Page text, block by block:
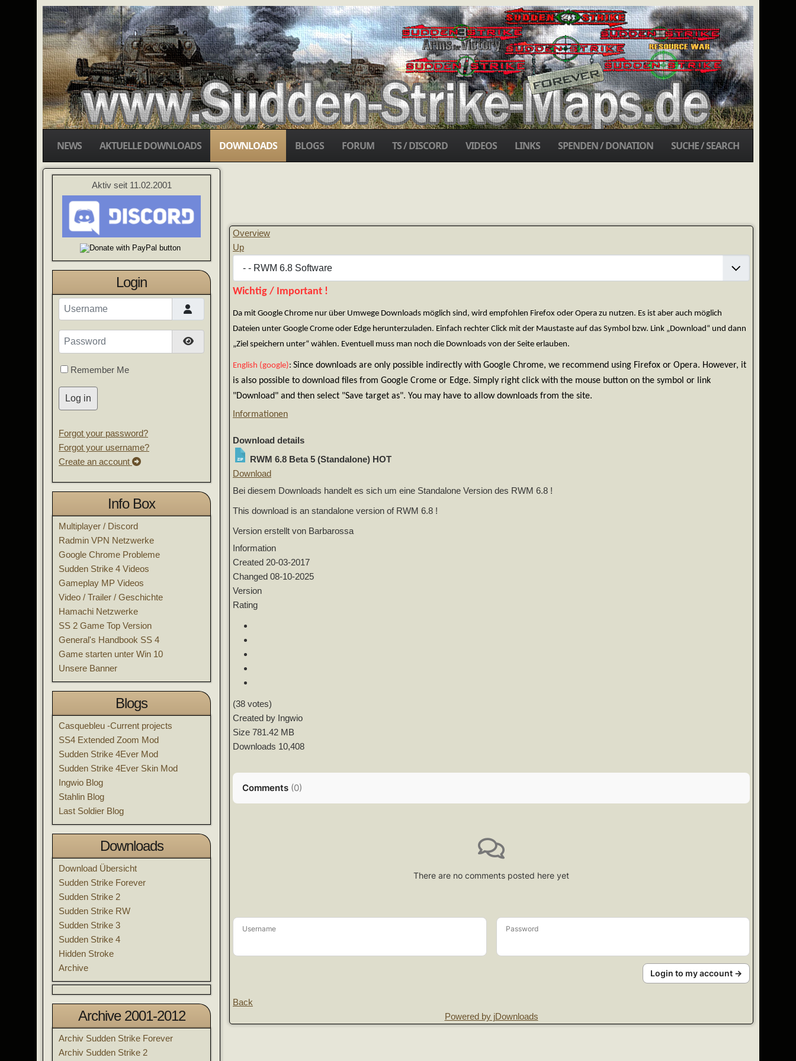
NEWS AKTUELLE DOWNLOADS DOWNLOADS BLOGS FORUM TS / DISCORD VIDEOS LINKS SPENDEN / DONATION SUCHE / SEARCH
Aktiv seit 11.02.2001
Login
Username
Password Show Password
Remember Me
Log in
Forgot your password?
Forgot your username?
Create an account
Info Box
Multiplayer / Discord
Radmin VPN Netzwerke
Google Chrome Probleme
Sudden Strike 4 Videos
Gameplay MP Videos
Video / Trailer / Geschichte
Hamachi Netzwerke
SS 2 Game Top Version
General's Handbook SS 4
Game starten unter Win 10
Unsere Banner
Blogs
Casquebleu -Current projects
SS4 Extended Zoom Mod
Sudden Strike 4Ever Mod
Sudden Strike 4Ever Skin Mod
Ingwio Blog
Stahlin Blog
Last Soldier Blog
Downloads
Download Übersicht
Sudden Strike Forever
Sudden Strike 2
Sudden Strike RW
Sudden Strike 3
Sudden Strike 4
Hidden Stroke
Archive
Archive 2001-2012
Archiv Sudden Strike Forever
Archiv Sudden Strike 2
Overview
Up
Wichtig / Important !
Da mit Google Chrome nur über Umwege Downloads möglich sind, wird empfohlen Firefox oder Opera zu nutzen. Es ist aber auch möglich
Dateien unter Google Crome oder Edge herunterzuladen. Einfach rechter Click mit der Maustaste auf das Symbol bzw. Link „Download“ und dann
„Ziel speichern unter“ wählen. Eventuell muss man noch die Downloads von der Seite erlauben.
English (google): Since downloads are only possible indirectly with Google Chrome, we recommend using Firefox or Opera. However, it
is also possible to download files from Google Crome or Edge. Simply right click with the mouse button on the symbol or link
"Download" and then select "Save target as". You may have to allow downloads from the site.
Informationen
Download details
RWM 6.8 Beta 5 (Standalone) HOT
Download
Bei diesem Downloads handelt es sich um eine Standalone Version des RWM 6.8 !
This download is an standalone version of RWM 6.8 !
Version erstellt von Barbarossa
Information
Created 20-03-2017
Changed 08-10-2025
Version
Rating
(38 votes)
Created by Ingwio
Size 781.42 MB
Downloads 10,408
Comments (0)
There are no comments posted here yet
Username Password
Login to my account →
Back
Powered by jDownloads